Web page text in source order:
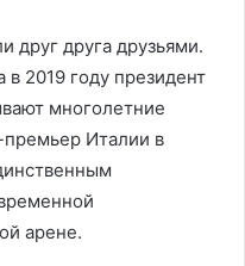
друг друга друзьями.
2019 году президент
многолетние
Италии в
арене.